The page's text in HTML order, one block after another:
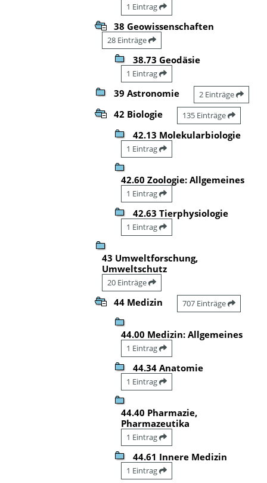
1 Eintrag
38 Geowissenschaften
28 Einträge
38.73 Geodäsie
1 Eintrag
39 Astronomie 2 Einträge
42 Biologie 135 Einträge
42.13 Molekularbiologie
1 Eintrag
42.60 Zoologie: Allgemeines
1 Eintrag
42.63 Tierphysiologie
1 Eintrag
43 Umweltforschung,
Umweltschutz
20 Einträge
44 Medizin 707 Einträge
44.00 Medizin: Allgemeines
1 Eintrag
44.34 Anatomie
1 Eintrag
44.40 Pharmazie,
Pharmazeutika
1 Eintrag
44.61 Innere Medizin
1 Eintrag